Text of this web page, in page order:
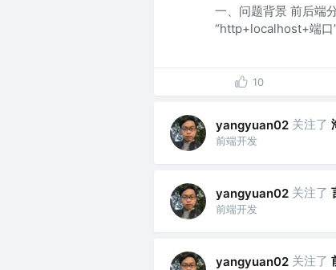
一、问题背景 前后端
“http+localhost+端
10
yangyuan02 关注了
前端开发
yangyuan02 关注了
前端开发
yangyuan02 关注了